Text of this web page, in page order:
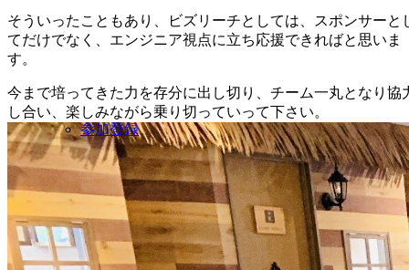
参加登録
そういったこともあり、ビズリーチとしては、スポンサーと
てだけでなく、エンジニア視点に立ち応援できればと思いま
す。
今まで培ってきた力を存分に出し切り、チーム一丸となり協
し合い、楽しみながら乗り切っていって下さい。